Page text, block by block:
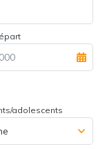
adolescents